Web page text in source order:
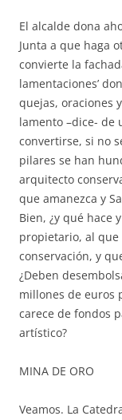
El alcalde dona
Junta a que haga
convierte la
lamentaciones’
quejas, oraciones
lamento –dice- de
convertirse, si no
pilares se han
arquitecto
que amanezca y
Bien, ¿y qué hace
propietario, al
conservación, y
¿Deben
millones de euros
carece de fondos
artístico?
MINA DE ORO
Veamos. La